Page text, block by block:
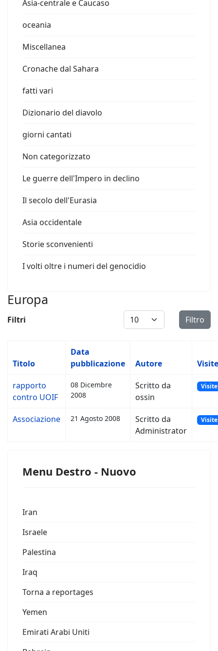
Asia-centrale e Caucaso
oceania
Miscellanea
Cronache dal Sahara
fatti vari
Dizionario del diavolo
giorni cantati
Non categorizzato
Le guerre dell'Impero in declino
Il secolo dell'Eurasia
Asia occidentale
Storie sconvenienti
I volti oltre i numeri del genocidio
Europa
Filtri Visualizza # Filtro
Titolo
Data
pubblicazione
Autore Visite
rapporto
contro UOIF
08 Dicembre
2008
Scritto da
ossin
Associazione 21 Agosto 2008
Scritto da
Administrator
Menu Destro - Nuovo
Iran
Israele
Palestina
Iraq
Torna a reportages
Yemen
Emirati Arabi Uniti